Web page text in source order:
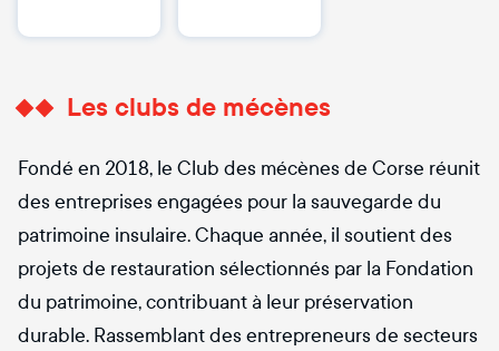
Les clubs de mécènes
Fondé en 2018, le Club des mécènes de Corse réunit
des entreprises engagées pour la sauvegarde du
patrimoine insulaire. Chaque année, il soutient des
projets de restauration sélectionnés par la Fondation
du patrimoine, contribuant à leur préservation
durable. Rassemblant des entrepreneurs de secteurs